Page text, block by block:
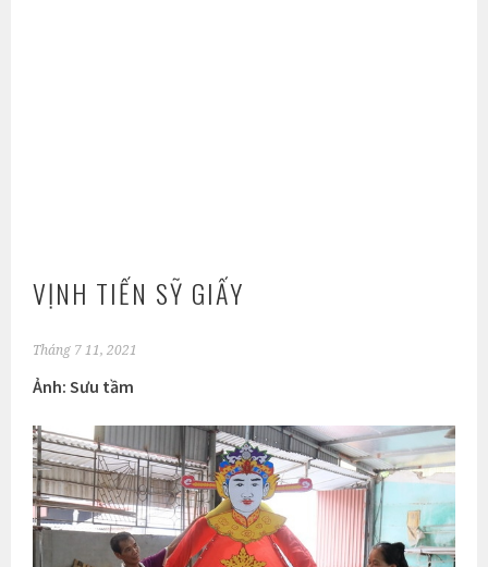
VỊNH TIẾN SỸ GIẤY
Tháng 7 11, 2021
Ảnh: Sưu tầm